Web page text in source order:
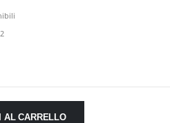
AL CARRELLO